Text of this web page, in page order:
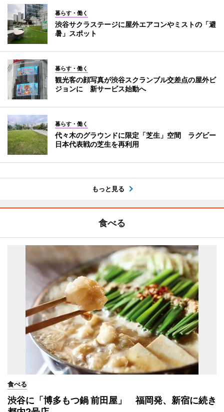
暮らす・働く
渋谷サクラステージに屋外エアコンやミストの「避
暑」スポット
暮らす・働く
観光客の顔写真が渋谷スクランブル交差点の屋外ビ
ジョンに 新サービス始動へ
暮らす・働く
代々木のグラウンドに限定「芝生」空間 ラグビー
日本代表戦の芝生を再利用
もっと見る
食べる
食べる
渋谷に「博多もつ鍋 前田屋」 福岡発、新宿に続き